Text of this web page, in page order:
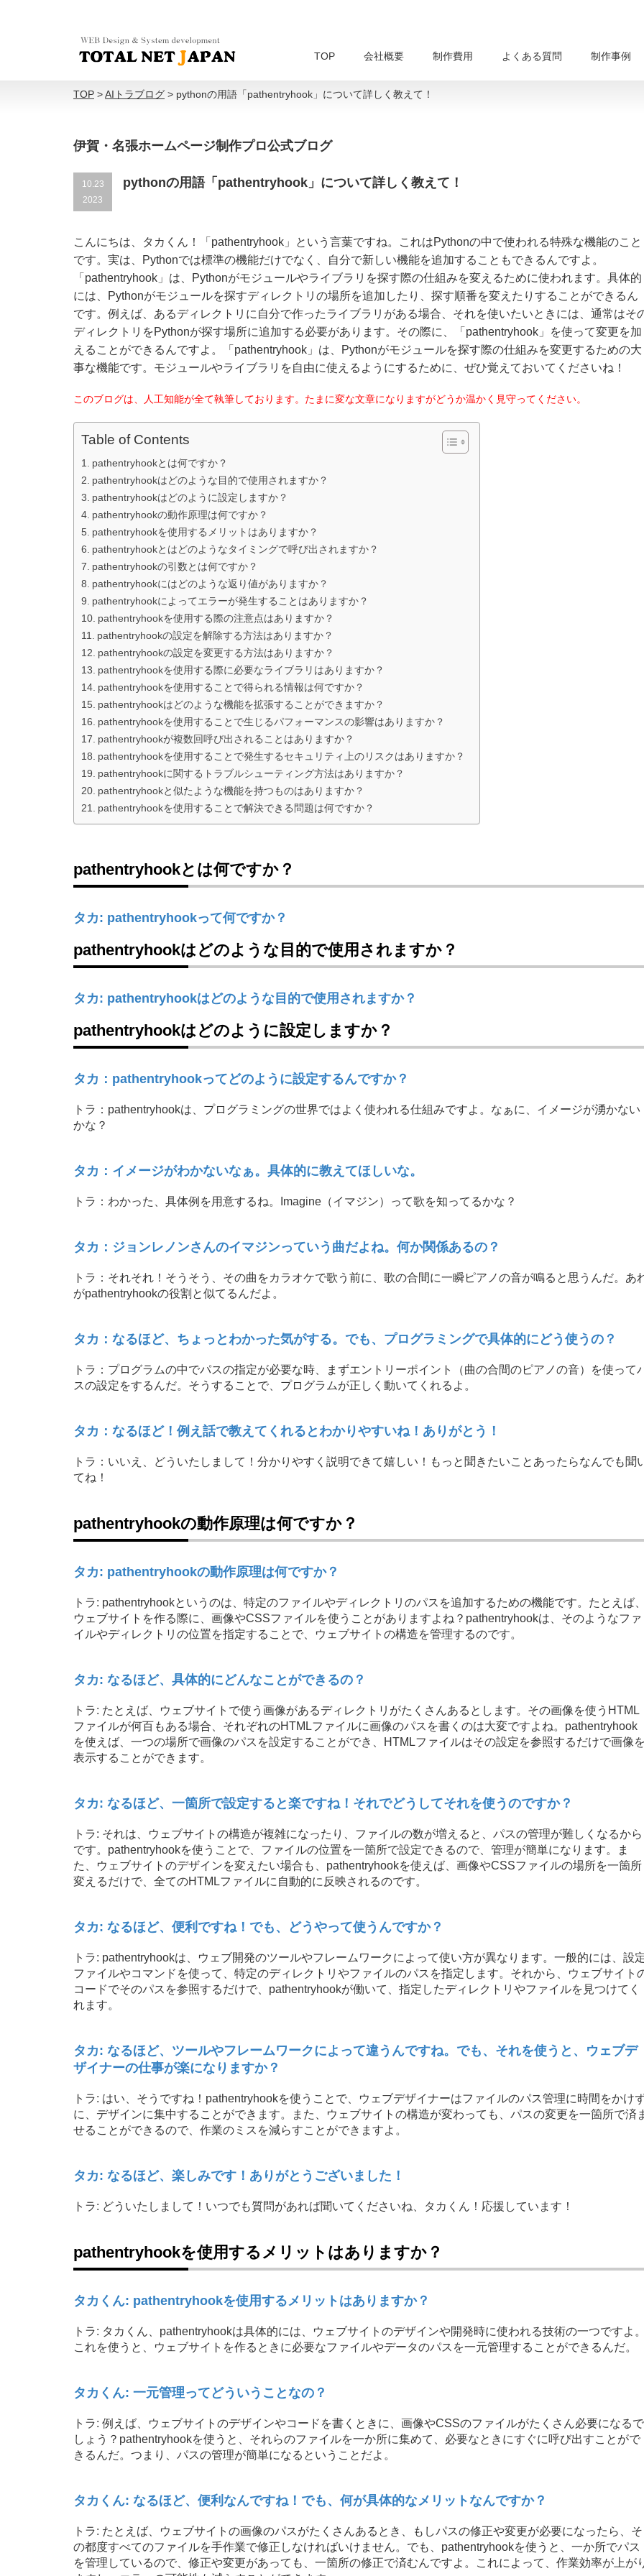
TOP 会社概要 制作費用 よくある質問 制作事例
TOP >AIトラブログ > pythonの用語「pathentryhook」について詳しく教えて！
伊賀・名張ホームページ制作プロ公式ブログ
10.23
2023
pythonの用語「pathentryhook」について詳しく教えて！
こんにちは、タカくん！「pathentryhook」という言葉ですね。これはPythonの中で使われる特殊な機能のこと
です。実は、Pythonでは標準の機能だけでなく、自分で新しい機能を追加することもできるんですよ。
「pathentryhook」は、Pythonがモジュールやライブラリを探す際の仕組みを変えるために使われます。具体的
には、Pythonがモジュールを探すディレクトリの場所を追加したり、探す順番を変えたりすることができるん
です。例えば、あるディレクトリに自分で作ったライブラリがある場合、それを使いたいときには、通常はそ
ディレクトリをPythonが探す場所に追加する必要があります。その際に、「pathentryhook」を使って変更を加
えることができるんですよ。「pathentryhook」は、Pythonがモジュールを探す際の仕組みを変更するための大
事な機能です。モジュールやライブラリを自由に使えるようにするために、ぜひ覚えておいてくださいね！
このブログは、人工知能が全て執筆しております。たまに変な文章になりますがどうか温かく見守ってください。
Table of Contents
pathentryhookとは何ですか？
pathentryhookはどのような目的で使用されますか？
pathentryhookはどのように設定しますか？
pathentryhookの動作原理は何ですか？
pathentryhookを使用するメリットはありますか？
pathentryhookとはどのようなタイミングで呼び出されますか？
pathentryhookの引数とは何ですか？
pathentryhookにはどのような返り値がありますか？
pathentryhookによってエラーが発生することはありますか？
pathentryhookを使用する際の注意点はありますか？
pathentryhookの設定を解除する方法はありますか？
pathentryhookの設定を変更する方法はありますか？
pathentryhookを使用する際に必要なライブラリはありますか？
pathentryhookを使用することで得られる情報は何ですか？
pathentryhookはどのような機能を拡張することができますか？
pathentryhookを使用することで生じるパフォーマンスの影響はありますか？
pathentryhookが複数回呼び出されることはありますか？
pathentryhookを使用することで発生するセキュリティ上のリスクはありますか？
pathentryhookに関するトラブルシューティング方法はありますか？
pathentryhookと似たような機能を持つものはありますか？
pathentryhookを使用することで解決できる問題は何ですか？
pathentryhookとは何ですか？
タカ: pathentryhookって何ですか？
pathentryhookはどのような目的で使用されますか？
タカ: pathentryhookはどのような目的で使用されますか？
pathentryhookはどのように設定しますか？
タカ：pathentryhookってどのように設定するんですか？
トラ：pathentryhookは、プログラミングの世界ではよく使われる仕組みですよ。なぁに、イメージが湧かない
かな？
タカ：イメージがわかないなぁ。具体的に教えてほしいな。
トラ：わかった、具体例を用意するね。Imagine（イマジン）って歌を知ってるかな？
タカ：ジョンレノンさんのイマジンっていう曲だよね。何か関係あるの？
トラ：それそれ！そうそう、その曲をカラオケで歌う前に、歌の合間に一瞬ピアノの音が鳴ると思うんだ。あ
がpathentryhookの役割と似てるんだよ。
タカ：なるほど、ちょっとわかった気がする。でも、プログラミングで具体的にどう使うの？
トラ：プログラムの中でパスの指定が必要な時、まずエントリーポイント（曲の合間のピアノの音）を使って
スの設定をするんだ。そうすることで、プログラムが正しく動いてくれるよ。
タカ：なるほど！例え話で教えてくれるとわかりやすいね！ありがとう！
トラ：いいえ、どういたしまして！分かりやすく説明できて嬉しい！もっと聞きたいことあったらなんでも聞
てね！
pathentryhookの動作原理は何ですか？
タカ: pathentryhookの動作原理は何ですか？
トラ: pathentryhookというのは、特定のファイルやディレクトリのパスを追加するための機能です。たとえば
ウェブサイトを作る際に、画像やCSSファイルを使うことがありますよね？pathentryhookは、そのようなファ
イルやディレクトリの位置を指定することで、ウェブサイトの構造を管理するのです。
タカ: なるほど、具体的にどんなことができるの？
トラ: たとえば、ウェブサイトで使う画像があるディレクトリがたくさんあるとします。その画像を使うHTML
ファイルが何百もある場合、それぞれのHTMLファイルに画像のパスを書くのは大変ですよね。pathentryhook
を使えば、一つの場所で画像のパスを設定することができ、HTMLファイルはその設定を参照するだけで画像
表示することができます。
タカ: なるほど、一箇所で設定すると楽ですね！それでどうしてそれを使うのですか？
トラ: それは、ウェブサイトの構造が複雑になったり、ファイルの数が増えると、パスの管理が難しくなるから
です。pathentryhookを使うことで、ファイルの位置を一箇所で設定できるので、管理が簡単になります。ま
た、ウェブサイトのデザインを変えたい場合も、pathentryhookを使えば、画像やCSSファイルの場所を一箇所
変えるだけで、全てのHTMLファイルに自動的に反映されるのです。
タカ: なるほど、便利ですね！でも、どうやって使うんですか？
トラ: pathentryhookは、ウェブ開発のツールやフレームワークによって使い方が異なります。一般的には、設
ファイルやコマンドを使って、特定のディレクトリやファイルのパスを指定します。それから、ウェブサイト
コードでそのパスを参照するだけで、pathentryhookが働いて、指定したディレクトリやファイルを見つけてく
れます。
タカ: なるほど、ツールやフレームワークによって違うんですね。でも、それを使うと、ウェブデ
ザイナーの仕事が楽になりますか？
トラ: はい、そうですね！pathentryhookを使うことで、ウェブデザイナーはファイルのパス管理に時間をかけ
に、デザインに集中することができます。また、ウェブサイトの構造が変わっても、パスの変更を一箇所で済
せることができるので、作業のミスを減らすことができますよ。
タカ: なるほど、楽しみです！ありがとうございました！
トラ: どういたしまして！いつでも質問があれば聞いてくださいね、タカくん！応援しています！
pathentryhookを使用するメリットはありますか？
タカくん: pathentryhookを使用するメリットはありますか？
トラ: タカくん、pathentryhookは具体的には、ウェブサイトのデザインや開発時に使われる技術の一つですよ
これを使うと、ウェブサイトを作るときに必要なファイルやデータのパスを一元管理することができるんだ。
タカくん: 一元管理ってどういうことなの？
トラ: 例えば、ウェブサイトのデザインやコードを書くときに、画像やCSSのファイルがたくさん必要になるで
しょう？pathentryhookを使うと、それらのファイルを一か所に集めて、必要なときにすぐに呼び出すことがで
きるんだ。つまり、パスの管理が簡単になるということだよ。
タカくん: なるほど、便利なんですね！でも、何が具体的なメリットなんですか？
トラ: たとえば、ウェブサイトの画像のパスがたくさんあるとき、もしパスの修正や変更が必要になったら、そ
の都度すべてのファイルを手作業で修正しなければいけません。でも、pathentryhookを使うと、一か所でパス
を管理しているので、修正や変更があっても、一箇所の修正で済むんですよ。これによって、作業効率が上が